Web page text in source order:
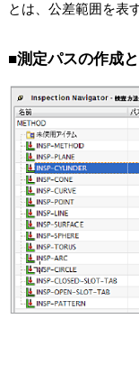
とは、公差範囲を表
■測定パスの作成